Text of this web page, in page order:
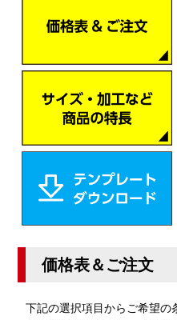
価格表＆ご注文
下記の選択項目からご希望の